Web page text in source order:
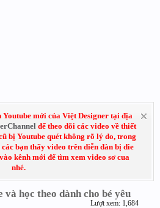
mới của Việt Designer tại địa
để theo dõi các video về thiết
bị Youtube quét không rõ lý do, trong
bạn thấy video trên diễn đàn bị die
kênh mới để tìm xem video sơ cua
nhé.
học theo dành cho bé yêu
Lượt xem: 1,684